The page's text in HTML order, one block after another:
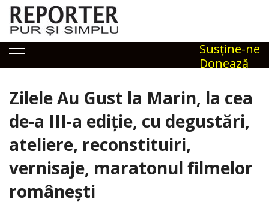
Skip
content
Susţine-ne
Donează
Zilele Au Gust la Marin, la cea
de-a III-a ediţie, cu degustări,
ateliere, reconstituiri,
vernisaje, maratonul filmelor
româneşti